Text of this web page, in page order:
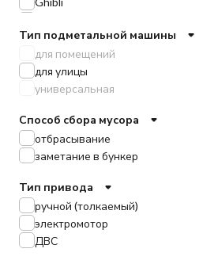
Karcher
Kranzle
Lavor
Limpar
Nilfisk-Alto
Portotecnica
TOR
Tennant
Tielbuerger
Viper
Gadlee
Тип подметальной машины
для помещений
для улицы
универсальная
Способ сбора мусора
отбрасывание
заметание в бункер
Тип привода
ручной (толкаемый)
электромотор
ДВС